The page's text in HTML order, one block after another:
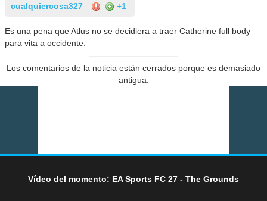
cualquiercosa327 +1
Es una pena que Atlus no se decidiera a traer Catherine full body
para vita a occidente.
Los comentarios de la noticia están cerrados porque es demasiado
antigua.
Vídeo del momento: EA Sports FC 27 - The Grounds